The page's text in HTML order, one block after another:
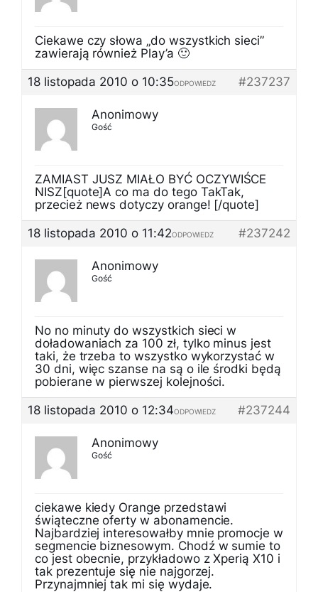
Ciekawe czy słowa „do wszystkich sieci”
zawierają również Play’a 🙂
18 listopada 2010 o 10:35
#237237
ODPOWIEDZ
Anonimowy
Gość
ZAMIAST JUSZ MIAŁO BYĆ OCZYWIŚCE
NISZ[quote]A co ma do tego TakTak,
przecież news dotyczy orange! [/quote]
18 listopada 2010 o 11:42
#237242
ODPOWIEDZ
Anonimowy
Gość
No no minuty do wszystkich sieci w
doładowaniach za 100 zł, tylko minus jest
taki, że trzeba to wszystko wykorzystać w
30 dni, więc szanse na są o ile środki będą
pobierane w pierwszej kolejności.
18 listopada 2010 o 12:34
#237244
ODPOWIEDZ
Anonimowy
Gość
ciekawe kiedy Orange przedstawi
świąteczne oferty w abonamencie.
Najbardziej interesowałby mnie promocje w
segmencie biznesowym. Chodź w sumie to
co jest obecnie, przykładowo z Xperią X10 i
tak prezentuje się nie najgorzej.
Przynajmniej tak mi się wydaje.